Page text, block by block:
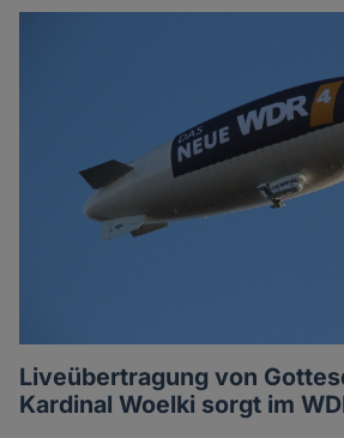
Liveübertragung von
Kardinal Woelki sorgt im